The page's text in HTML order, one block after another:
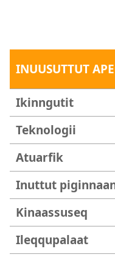
INUUSUTTUT
Ikinngutit
Teknologii
Atuarfik
Inuttut
Kinaassuseq
Ileqqupalaat